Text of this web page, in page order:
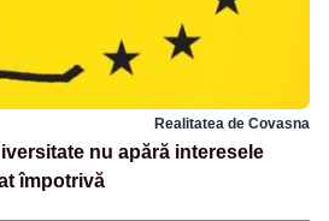
Realitatea de Covasna
nu apără interesele
împotrivă